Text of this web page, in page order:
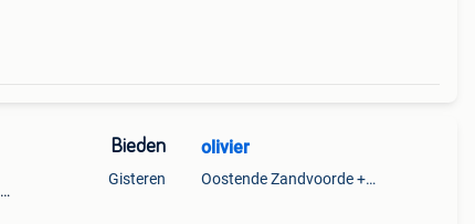
Bieden
Gisteren
olivier
Oostende Zandvoorde +Oostende